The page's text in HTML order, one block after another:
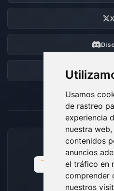
Usamos
de rastreo
experiencia
nuestra
contenidos
anuncios
el tráfico en
comprender
nuestros
X
MÉTODOS DE